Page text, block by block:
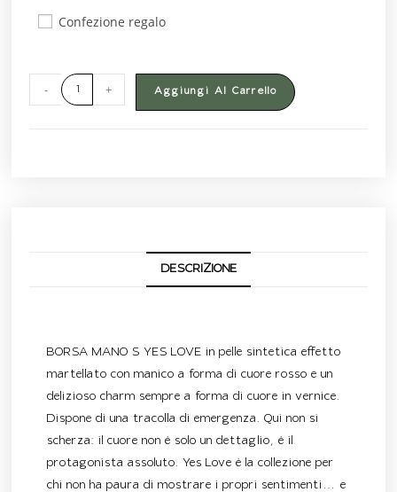
Confezione regalo
- + Aggiungi Al Carrello
DESCRIZIONE
BORSA MANO S YES LOVE in pelle sintetica effetto
martellato con manico a forma di cuore rosso e un
delizioso charm sempre a forma di cuore in vernice.
Dispone di una tracolla di emergenza. Qui non si
scherza: il cuore non è solo un dettaglio, è il
protagonista assoluto. Yes Love è la collezione per
chi non ha paura di mostrare i propri sentimenti… e